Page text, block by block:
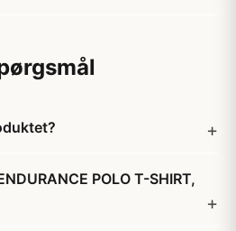
POLO T-SHIRT,